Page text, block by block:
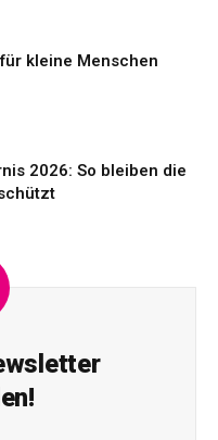
kleine Menschen
2026: So bleiben die